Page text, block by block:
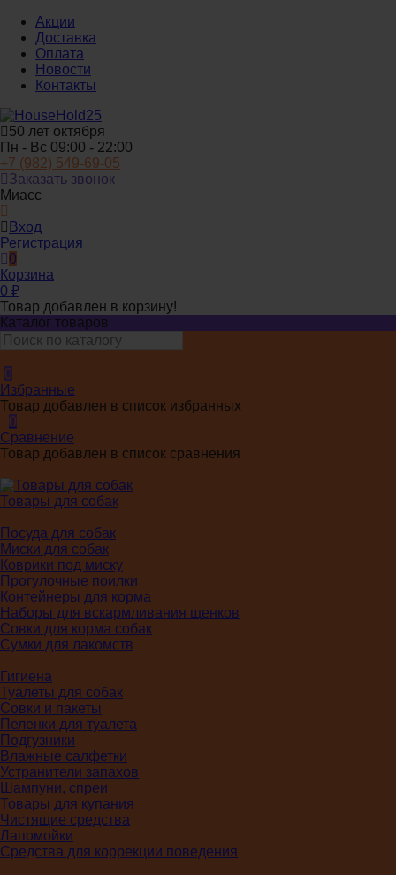
Акции
Доставка
Оплата
Новости
Контакты
50 лет октября
Пн - Вс 09:00 - 22:00
+7 (982) 549-69-05
Заказать звонок
Миасс
Вход
Регистрация
0
Корзина
0 ₽
Товар добавлен в корзину!
Каталог товаров
0
Избранные
Товар добавлен в список избранных
0
Сравнение
Товар добавлен в список сравнения
Товары для собак
Посуда для собак
Миски для собак
Коврики под миску
Прогулочные поилки
Контейнеры для корма
Наборы для вскармливания щенков
Совки для корма собак
Сумки для лакомств
Гигиена
Туалеты для собак
Совки и пакеты
Пеленки для туалета
Подгузники
Влажные салфетки
Устранители запахов
Шампуни, спреи
Товары для купания
Чистящие средства
Лапомойки
Средства для коррекции поведения